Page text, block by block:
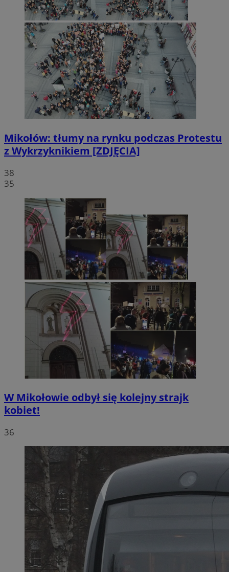
Mikołów: tłumy na rynku podczas Protestu
z Wykrzyknikiem [ZDJĘCIA]
38
35
W Mikołowie odbył się kolejny strajk
kobiet!
36